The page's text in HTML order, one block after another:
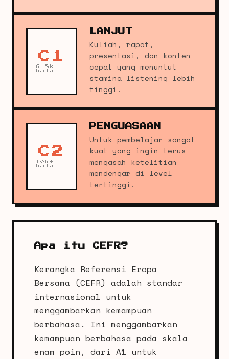
C1
6–8k
kata
LANJUT
Kuliah, rapat,
presentasi, dan konten
cepat yang menuntut
stamina listening lebih
tinggi.
C2
10k+
kata
PENGUASAAN
Untuk pembelajar sangat
kuat yang ingin terus
mengasah ketelitian
mendengar di level
tertinggi.
Apa itu CEFR?
Kerangka Referensi Eropa
Bersama (CEFR) adalah standar
internasional untuk
menggambarkan kemampuan
berbahasa. Ini menggambarkan
kemampuan berbahasa pada skala
enam poin, dari A1 untuk